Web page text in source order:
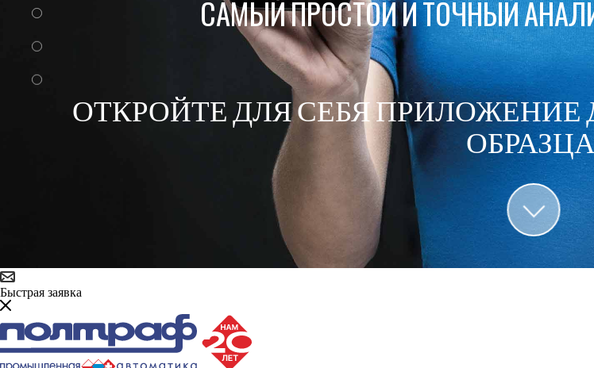
Быстрая заявка